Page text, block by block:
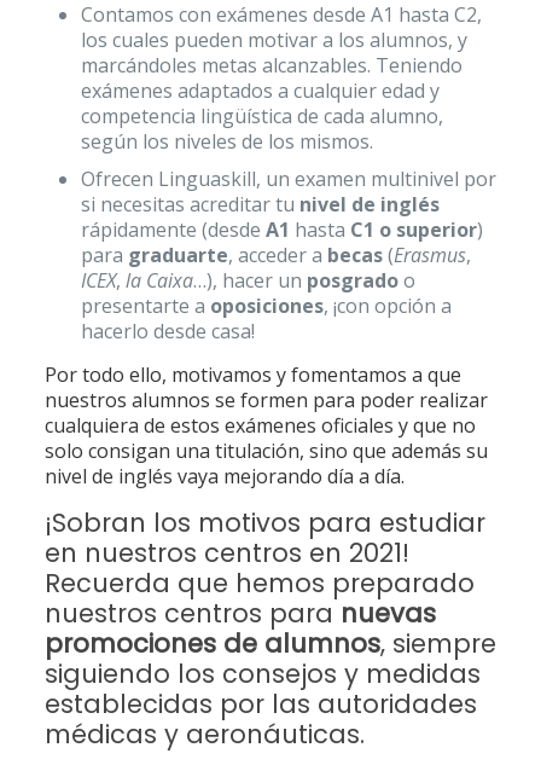
Contamos con exámenes desde A1 hasta C2,
los cuales pueden motivar a los alumnos, y
marcándoles metas alcanzables. Teniendo
exámenes adaptados a cualquier edad y
competencia lingüística de cada alumno,
según los niveles de los mismos.
Ofrecen Linguaskill, un examen multinivel por
si necesitas acreditar tu nivel de inglés
rápidamente (desde A1 hasta C1 o superior)
para graduarte, acceder a becas(Erasmus,
ICEX, la Caixa…), hacer un posgradoo
presentarte a oposiciones, ¡con opción a
hacerlo desde casa!
Por todo ello, motivamos y fomentamos a que
nuestros alumnos se formen para poder realizar
cualquiera de estos exámenes oficiales y que no
solo consigan una titulación, sino que además su
nivel de inglés vaya mejorando día a día.
¡Sobran los motivos para estudiar
en nuestros centros en 2021!
Recuerda que hemos preparado
nuestros centros para nuevas
promociones de alumnos, siempre
siguiendo los consejos y medidas
establecidas por las autoridades
médicas y aeronáuticas.